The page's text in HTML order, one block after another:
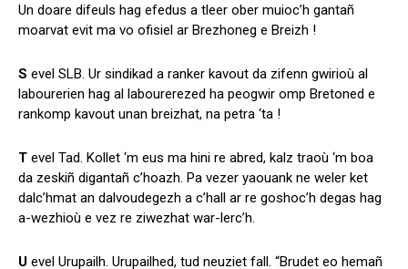
Un doare difeuls hag efedus a tleer ober muioc’h gantañ
moarvat evit ma vo ofisiel ar Brezhoneg e Breizh !
S evel SLB. Ur sindikad a ranker kavout da zifenn gwirioù al
labourerien hag al labourerezed ha peogwir omp Bretoned e
rankomp kavout unan breizhat, na petra ‘ta !
T evel Tad. Kollet ‘m eus ma hini re abred, kalz traoù ‘m boa
da zeskiñ digantañ c’hoazh. Pa vezer yaouank ne weler ket
dalc’hmat an dalvoudegezh a c’hall ar re goshoc’h degas hag
a-wezhioù e vez re ziwezhat war-lerc’h.
U evel Urupailh. Urupailhed, tud neuziet fall. “Brudet eo hemañ